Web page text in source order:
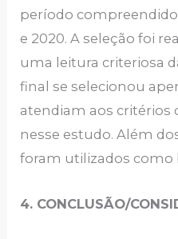
período
e 2020. A seleção foi
uma leitura criteriosa
final se selecionou
atendiam aos critérios
nesse estudo. Além
foram utilizados como
4. CONCLUSÃO/